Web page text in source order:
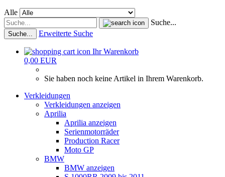
Alle
Suche...
Suche... Erweiterte Suche
Ihr Warenkorb
0,00 EUR
Sie haben noch keine Artikel in Ihrem Warenkorb.
Verkleidungen
Verkleidungen anzeigen
Aprilia
Aprilia anzeigen
Serienmotorräder
Production Racer
Moto GP
BMW
BMW anzeigen